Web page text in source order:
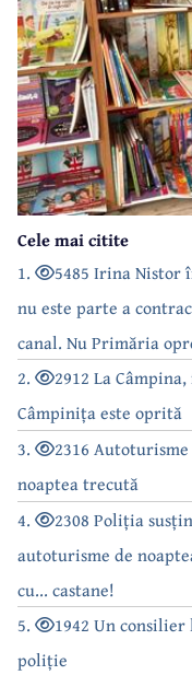
Cele mai citite
1.
5485 Irina Nistor
nu este parte a
canal. Nu Primăria
2.
2912 La
Câmpinița este oprită
3.
2316
noaptea trecută
4.
2308 Poliția
autoturisme de
cu... castane!
5.
1942 Un
poliție